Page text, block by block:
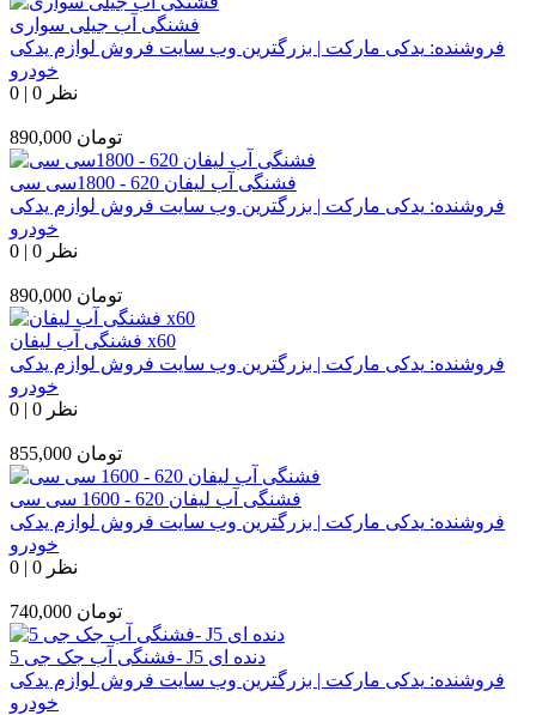
فشنگی آب جیلی سواری
فروشنده: یدکی مارکت | بزرگترین وب سایت فروش لوازم یدکی
خودرو
0 | 0 نظر
890,000 تومان
فشنگی آب لیفان 620 - 1800سی سی
فروشنده: یدکی مارکت | بزرگترین وب سایت فروش لوازم یدکی
خودرو
0 | 0 نظر
890,000 تومان
فشنگی آب لیفان x60
فروشنده: یدکی مارکت | بزرگترین وب سایت فروش لوازم یدکی
خودرو
0 | 0 نظر
855,000 تومان
فشنگی آب لیفان 620 - 1600 سی سی
فروشنده: یدکی مارکت | بزرگترین وب سایت فروش لوازم یدکی
خودرو
0 | 0 نظر
740,000 تومان
فشنگی آب جک جی 5- J5 دنده ای
فروشنده: یدکی مارکت | بزرگترین وب سایت فروش لوازم یدکی
خودرو